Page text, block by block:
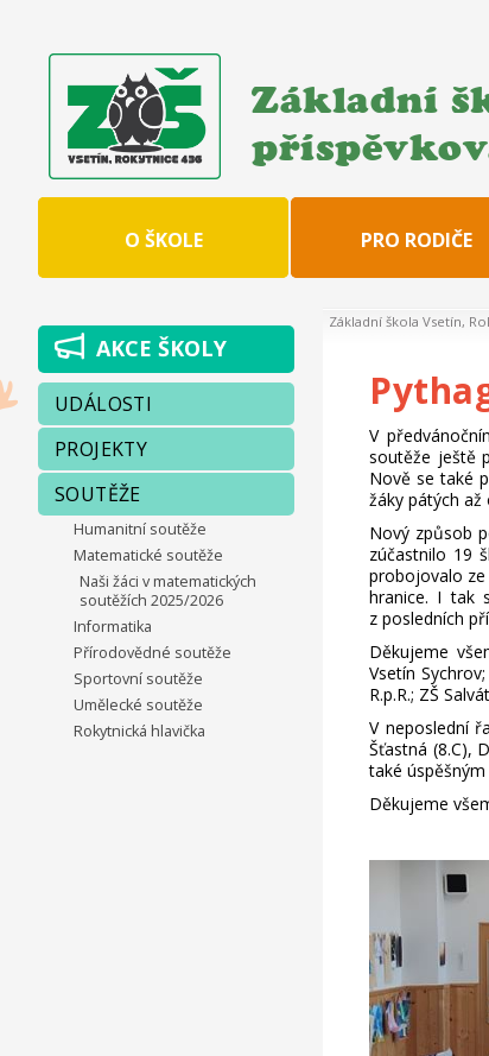
Základní
O ŠKOLE PRO RODIČE
Základní škola Vsetín,
V
soutěže ještě
Nově se také
žáky pátých až
Nový způsob
zúčastnilo 19
probojovalo
hranice. I tak
z posledních
Děkujeme
Vsetín
R.p.R.; ZŠ
V neposlední
Šťastná (8.C),
také
Děkujeme
AKCE ŠKOLY
UDÁLOSTI
PROJEKTY
SOUTĚŽE
Humanitní soutěže
Matematické soutěže
Naši žáci v matematických
soutěžích 2025/2026
Informatika
Přírodovědné soutěže
Sportovní soutěže
Umělecké soutěže
Rokytnická hlavička